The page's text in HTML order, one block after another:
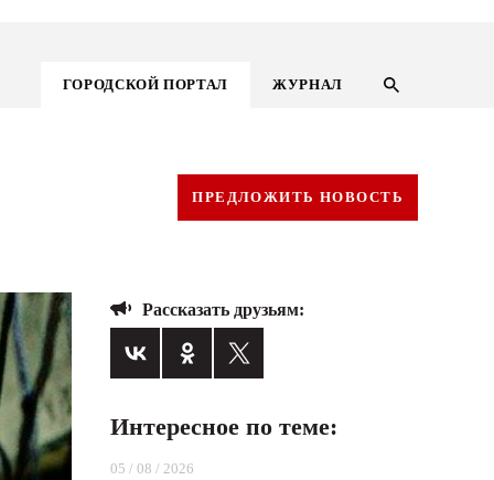
ГОРОДСКОЙ ПОРТАЛ ЖУРНАЛ
ГОРОДСКОЙ ПОРТАЛ
ПРЕДЛОЖИТЬ НОВОСТЬ
Рассказать друзьям:
Интересное по теме:
05 / 08 / 2026